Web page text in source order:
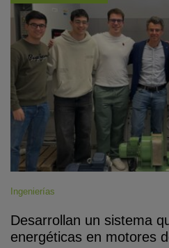
Ingenierías
Desarrollan un sistema
energéticas en motores